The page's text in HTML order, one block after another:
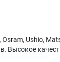
Ushio,
Высокое